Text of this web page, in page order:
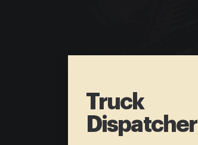
Truck
Dispatcher